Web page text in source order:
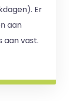
Er
aan
aan vast.